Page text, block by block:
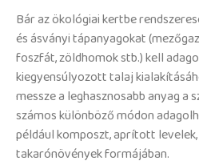
Bár az ökológiai kertbe
és ásványi tápanyagokat
foszfát, zöldhomok stb.) kell
kiegyensúlyozott talaj
messze a leghasznosabb anyag a
számos különböző módon
például komposzt, aprított
takarónövények formájában.